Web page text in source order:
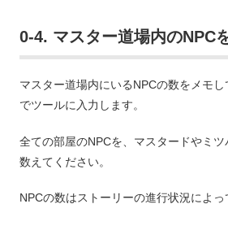
0-4. マスター道場内のNPC
マスター道場内にいるNPCの数をメモ
でツールに入力します。
全ての部屋のNPCを、マスタードやミ
数えてください。
NPCの数はストーリーの進行状況によっ